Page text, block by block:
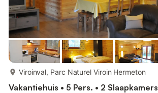
Viroinval, Parc Naturel Viroin Hermeton
Vakantiehuis • 5 Pers. • 2 Slaapkamers